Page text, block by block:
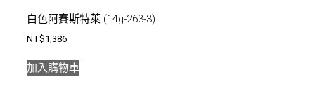
白色阿賽斯特萊 (14g-263-3)
NT$1,386
加入購物車